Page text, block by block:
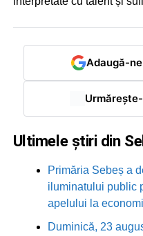
Adaugă-
Ultimele știri din
Primăria Sebeș a
iluminatului public
apelului la
Duminică, 23